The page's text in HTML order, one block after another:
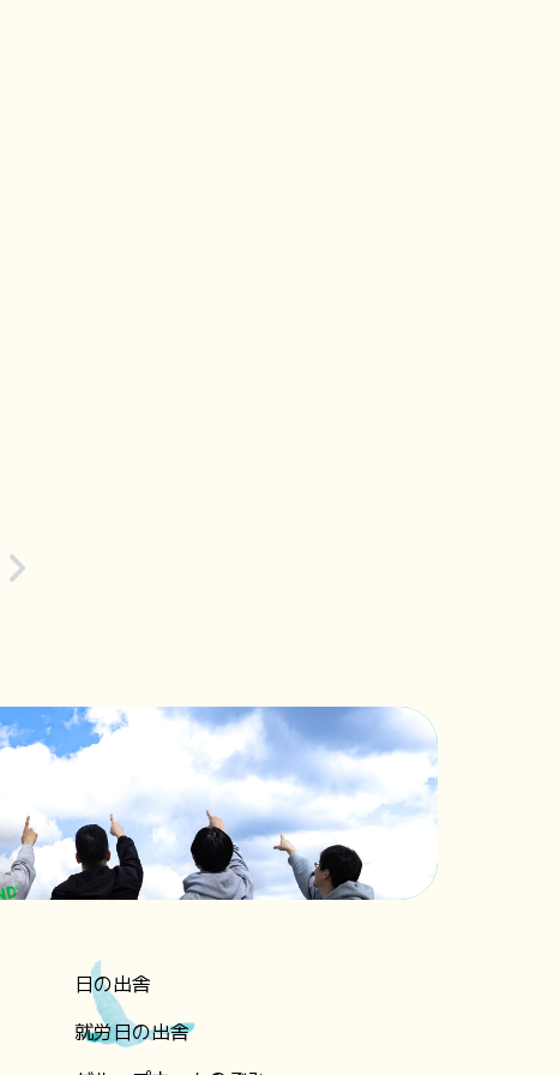
日の出舎
就労日の出舎